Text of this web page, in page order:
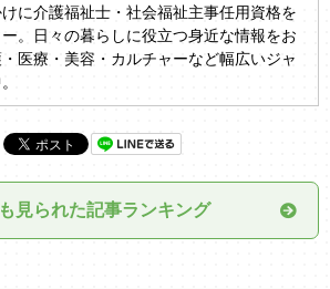
に介護福祉士・社会福祉主事任用資格を
。日々の暮らしに役立つ身近な情報をお
医療・美容・カルチャーなど幅広いジャ
見られた記事ランキング